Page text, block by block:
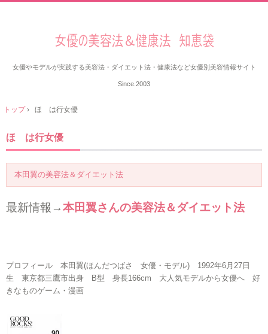
女優やモデルが実践する美容法・ダイエット法・健康法など女優別美容情報サイト
Since.2003
トップ› ほ は行女優
ほ は行女優
本田翼の美容法＆ダイエット法
最新情報→本田翼さんの美容法＆ダイエット法
プロフィール 本田翼(ほんだつばさ 女優・モデル) 1992年6月27日
生 東京都三鷹市出身 B型 身長166cm 大人気モデルから女優へ 好
きなものゲーム・漫画